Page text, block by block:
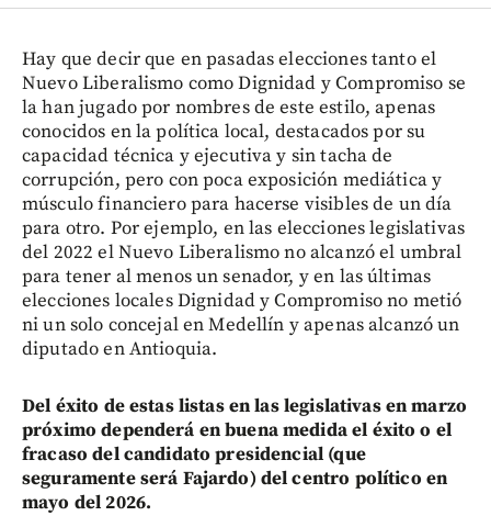
Hay que decir que en pasadas elecciones tanto el
Nuevo Liberalismo como Dignidad y Compromiso se
la han jugado por nombres de este estilo, apenas
conocidos en la política local, destacados por su
capacidad técnica y ejecutiva y sin tacha de
corrupción, pero con poca exposición mediática y
músculo financiero para hacerse visibles de un día
para otro. Por ejemplo, en las elecciones legislativas
del 2022 el Nuevo Liberalismo no alcanzó el umbral
para tener al menos un senador, y en las últimas
elecciones locales Dignidad y Compromiso no metió
ni un solo concejal en Medellín y apenas alcanzó un
diputado en Antioquia.
Del éxito de estas listas en las legislativas en marzo
próximo dependerá en buena medida el éxito o el
fracaso del candidato presidencial (que
seguramente será Fajardo) del centro político en
mayo del 2026.